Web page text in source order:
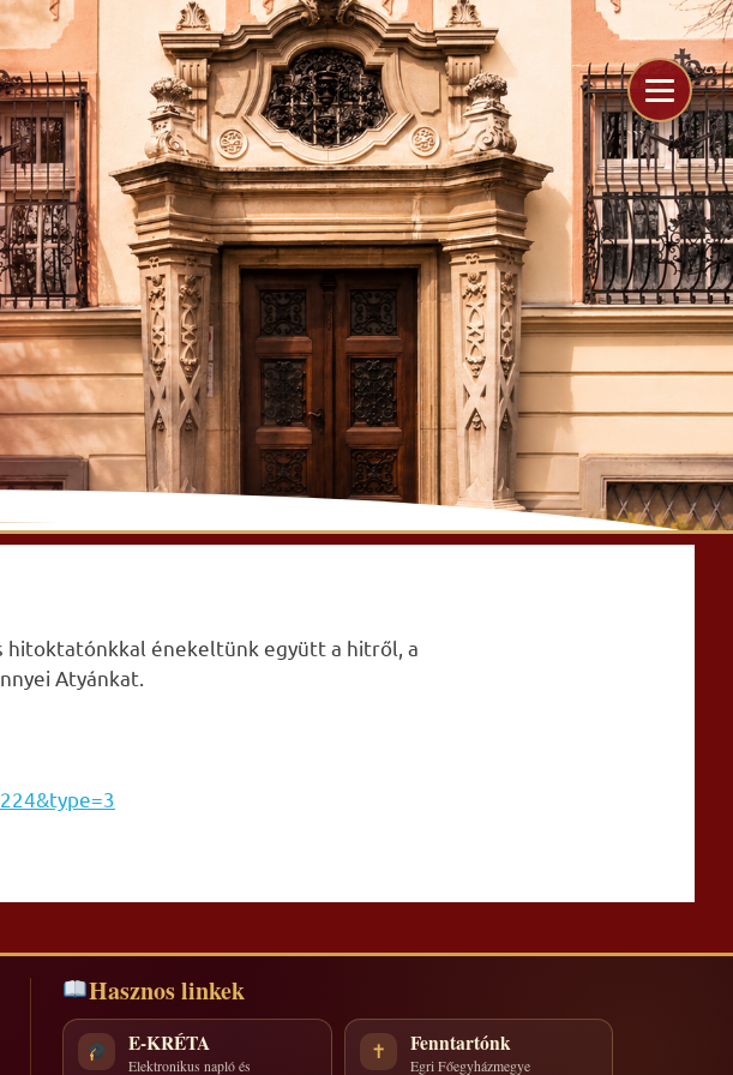
```
```
hitoktatónkkal énekeltünk együtt a hitről, a
Atyánkat.
Hasznos linkek
E-KRÉTA
Elektronikus napló és
✝ Fenntartónk
Egri Főegyházmegye